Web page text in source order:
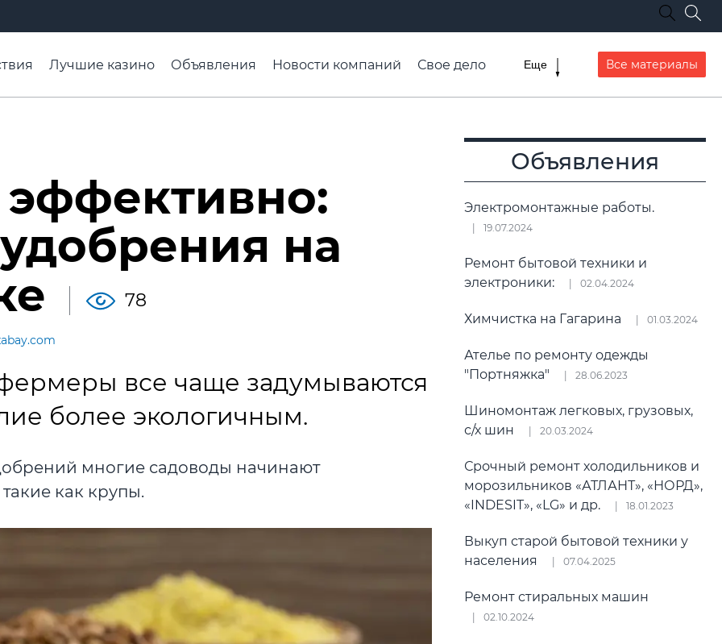
Лучшие казино Объявления Новости компаний
Свое дело
Еще Все материалы
на
78
все чаще задумываются
более экологичным.
многие садоводы начинают
как крупы.
Объявления
Электромонтажные работы.
19.07.2024
Ремонт бытовой техники и
электроники:
02.04.2024
Химчистка на Гагарина 01.03.2024
Ателье по ремонту одежды
"Портняжка"
28.06.2023
Шиномонтаж легковых, грузовых,
с/х шин
20.03.2024
Срочный ремонт холодильников и
морозильников «АТЛАНТ», «НОРД»,
«INDESIT», «LG» и др.
18.01.2023
Выкуп старой бытовой техники у
населения
07.04.2025
Ремонт стиральных машин
02.10.2024